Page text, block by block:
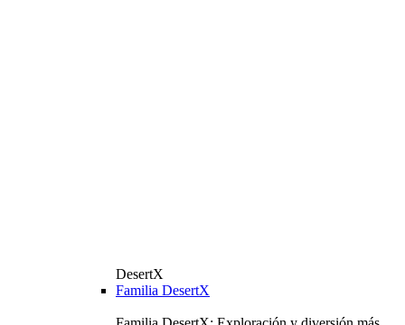
DesertX
Familia DesertX